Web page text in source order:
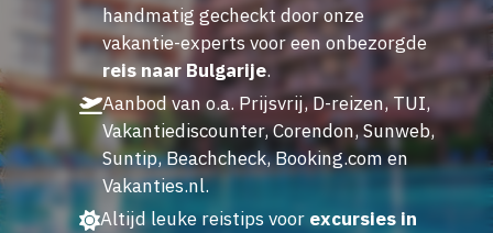
handmatig gecheckt door onze
vakantie-experts voor een onbezorgde
reis naar Bulgarije.
Aanbod van o.a. Prijsvrij, D-reizen, TUI,
Vakantiediscounter, Corendon, Sunweb,
Suntip, Beachcheck, Booking.com en
Vakanties.nl.
Altijd leuke reistips voor excursies in